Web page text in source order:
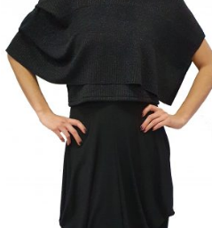
Toevoegen
wenslijst